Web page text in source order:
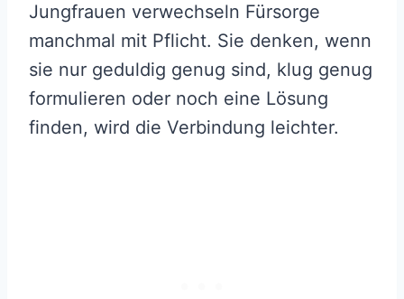
Jungfrauen verwechseln Fürsorge
manchmal mit Pflicht. Sie denken, wenn
sie nur geduldig genug sind, klug genug
formulieren oder noch eine Lösung
finden, wird die Verbindung leichter.